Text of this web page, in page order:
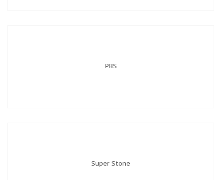
PBS
Super Stone